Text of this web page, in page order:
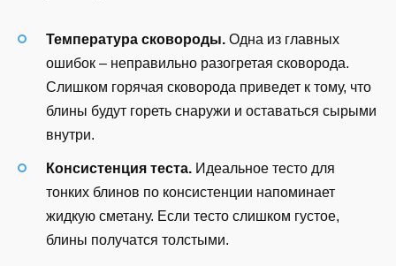
Температура сковороды. Одна из главных
ошибок – неправильно разогретая сковорода.
Слишком горячая сковорода приведет к тому, что
блины будут гореть снаружи и оставаться сырыми
внутри.
Консистенция теста. Идеальное тесто для
тонких блинов по консистенции напоминает
жидкую сметану. Если тесто слишком густое,
блины получатся толстыми.